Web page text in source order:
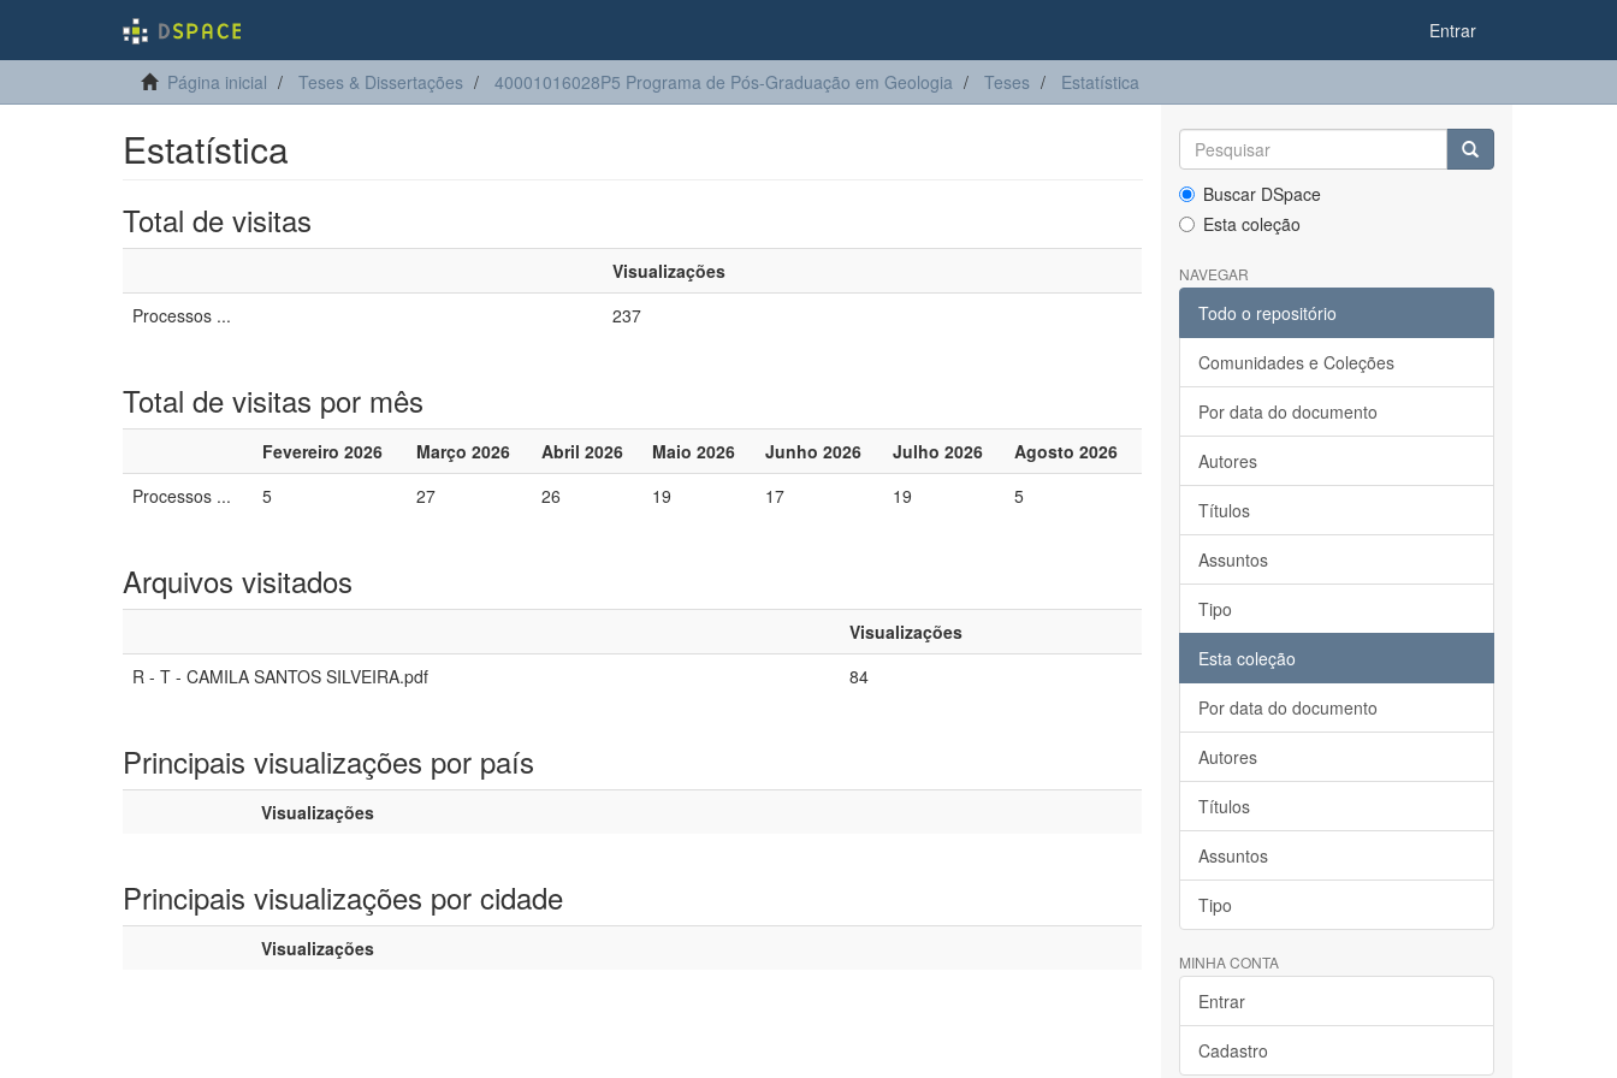
Entrar
Página inicial Teses & Dissertações 40001016028P5 Programa de Pós-Graduação em Geologia Teses Estatística
Estatística
Total de visitas
Visualizações
Processos ...
237
Total de visitas por mês
Fevereiro 2026 Março 2026 Abril 2026 Maio 2026 Junho 2026 Julho 2026
Agosto 2026
Processos ...
5 27 26 19 17 19 5
Arquivos visitados
Visualizações
R - T - CAMILA SANTOS SILVEIRA.pdf
84
Principais visualizações por país
Visualizações
Principais visualizações por cidade
Visualizações
Buscar DSpace
Esta coleção
NAVEGAR
Todo o repositório
Comunidades e Coleções
Por data do documento
Autores
Títulos
Assuntos
Tipo
Esta coleção
Por data do documento
Autores
Títulos
Assuntos
Tipo
MINHA CONTA
Entrar
Cadastro